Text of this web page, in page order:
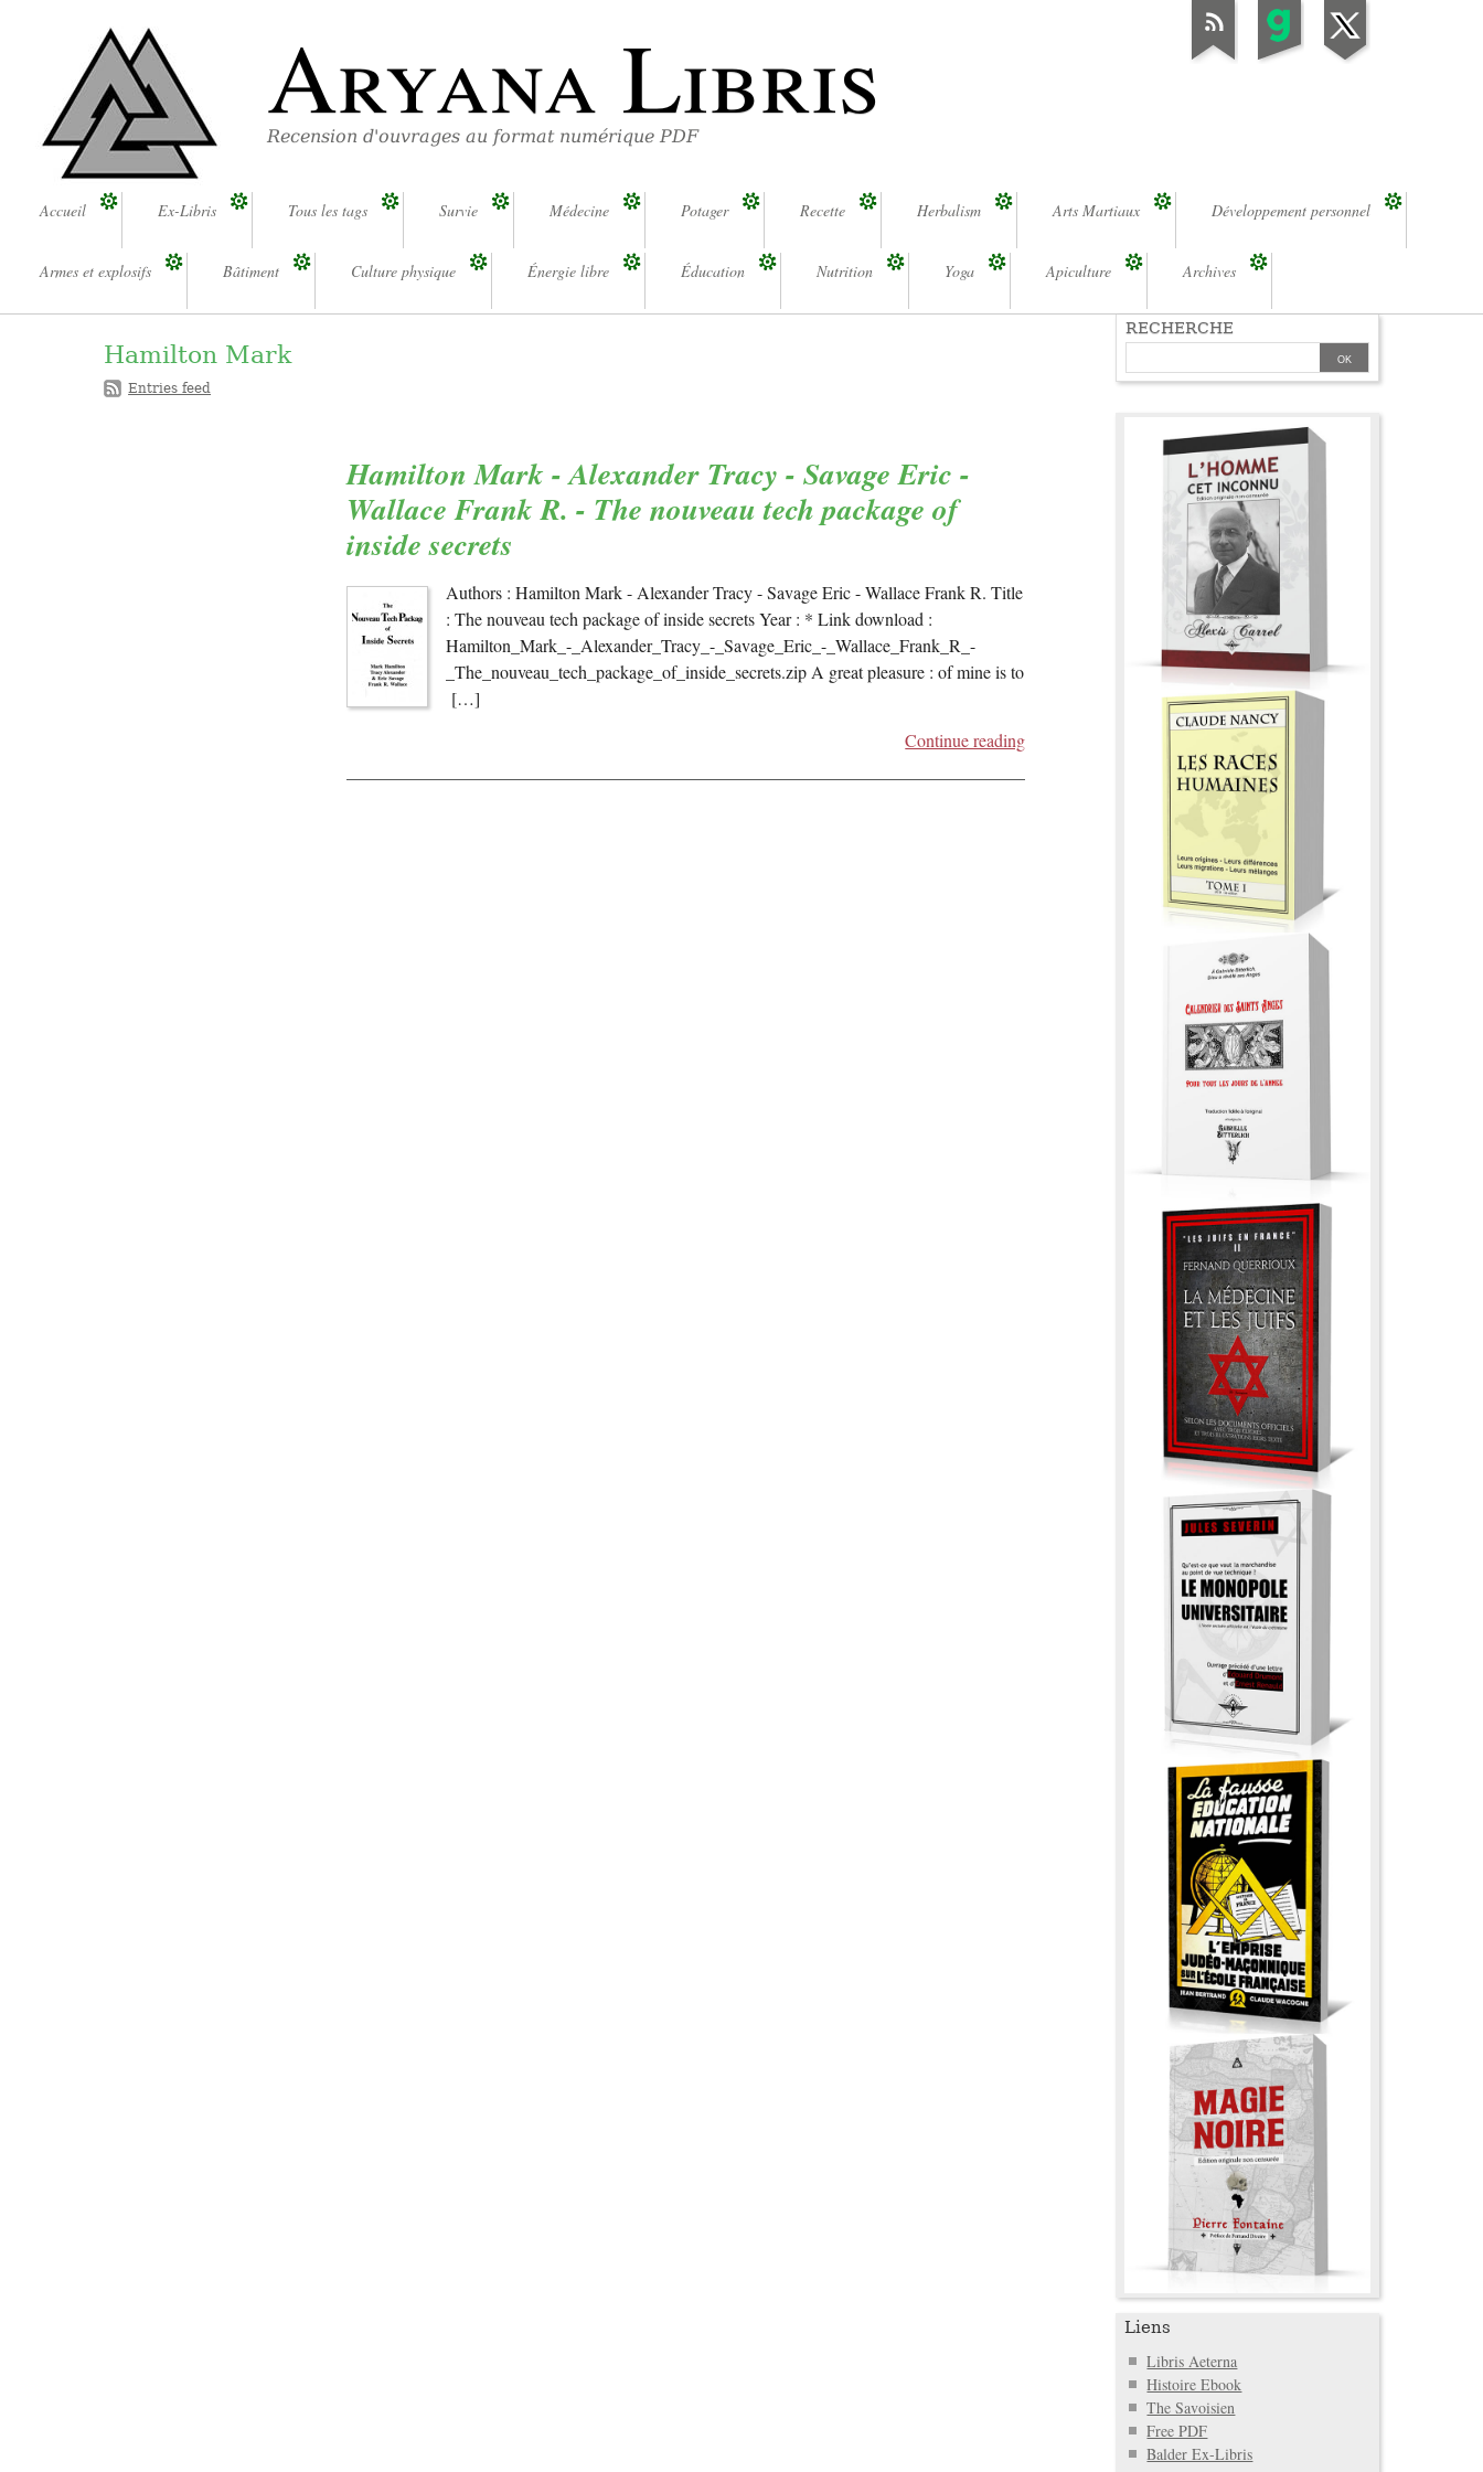
Aryana Libris
Recension d'ouvrages au format numérique PDF
Accueil Ex-Libris Tous les tags Survie Médecine Potager Recette Herbalism Arts Martiaux Développement personnel
Armes et explosifs Bâtiment Culture physique Énergie libre Éducation Nutrition Yoga Apiculture Archives
Hamilton Mark
Entries feed
Hamilton Mark - Alexander Tracy - Savage Eric -
Wallace Frank R. - The nouveau tech package of
inside secrets
Authors : Hamilton Mark - Alexander Tracy - Savage Eric - Wallace Frank R. Title
: The nouveau tech package of inside secrets Year : * Link download :
Hamilton_Mark_-_Alexander_Tracy_-_Savage_Eric_-_Wallace_Frank_R_-
_The_nouveau_tech_package_of_inside_secrets.zip A great pleasure : of mine is to
[…]
Continue reading
RECHERCHE
Liens
Libris Aeterna
Histoire Ebook
The Savoisien
Free PDF
Balder Ex-Libris